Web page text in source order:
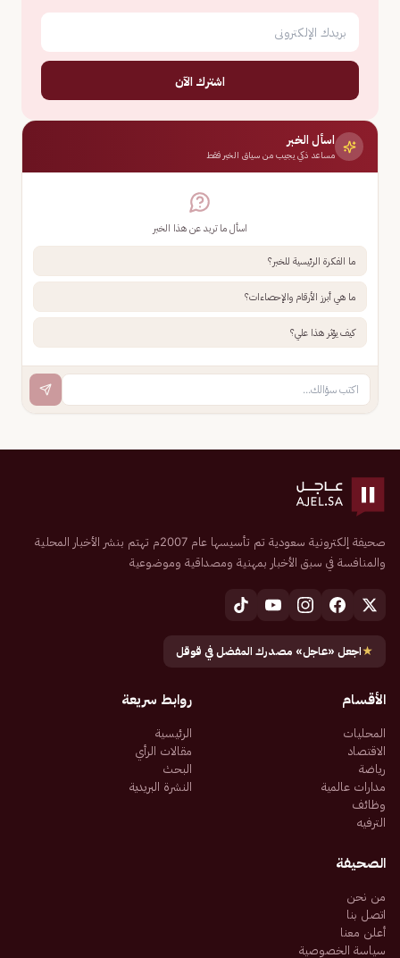
اشترك الآن
اسأل الخبر
مساعد ذكي يجيب من سياق الخبر فقط
اسأل ما تريد عن هذا الخبر
ما الفكرة الرئيسية للخبر؟
ما هي أبرز الأرقام والإحصاءات؟
كيف يؤثر هذا علي؟
صحيفة إلكترونية سعودية تم تأسيسها عام 2007م تهتم بنشر الأخبار المحلية
والمنافسة في سبق الأخبار بمهنية ومصداقية وموضوعية
★اجعل «عاجل» مصدرك المفضل في قوقل
الأقسام
المحليات
الاقتصاد
رياضة
مدارات عالمية
وظائف
الترفيه
روابط سريعة
الرئيسية
مقالات الرأي
البحث
النشرة البريدية
الصحيفة
من نحن
اتصل بنا
أعلن معنا
سياسة الخصوصية